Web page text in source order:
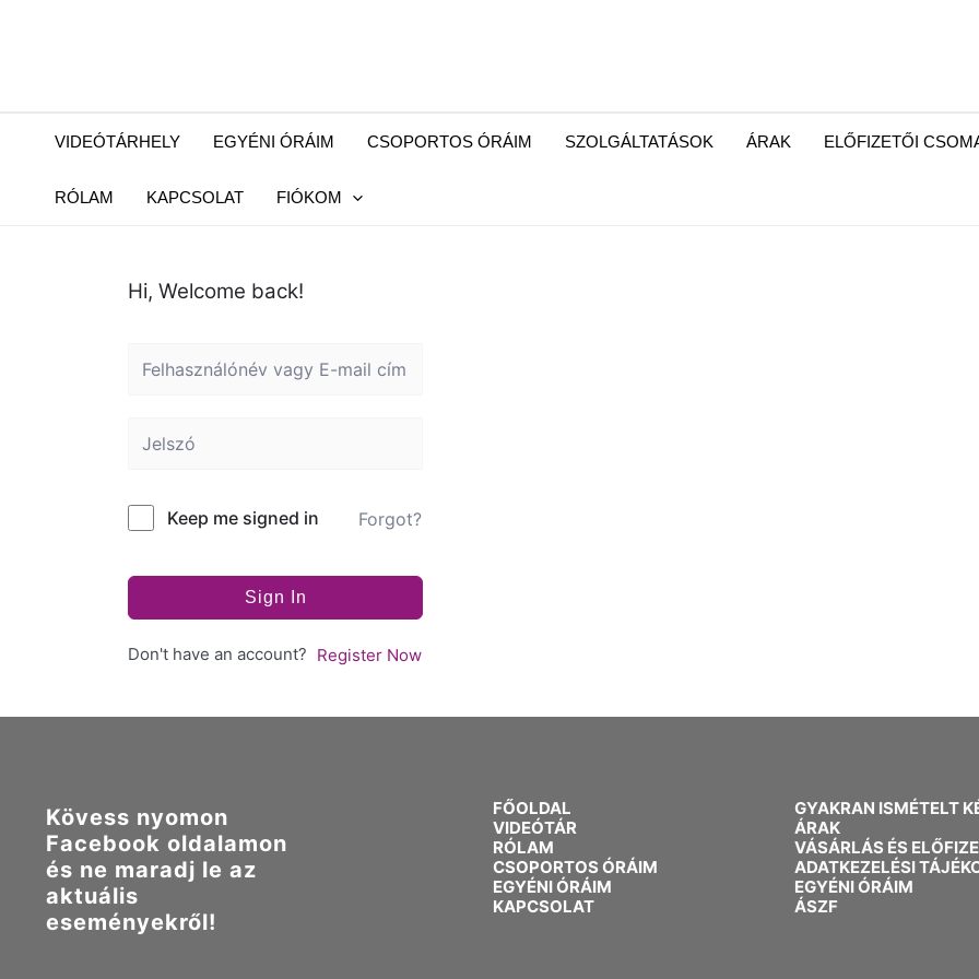
VIDEÓTÁRHELY EGYÉNI ÓRÁIM CSOPORTOS ÓRÁIM SZOLGÁLTATÁSOK ÁRAK ELŐFIZETŐI
RÓLAM KAPCSOLAT FIÓKOM
Hi, Welcome back!
Keep me signed in Forgot?
Sign In
Don't have an account? Register Now
Kövess nyomon
Facebook oldalamon
és ne maradj le az
aktuális
eseményekről!
FŐOLDAL
VIDEÓTÁR
RÓLAM
CSOPORTOS ÓRÁIM
EGYÉNI ÓRÁIM
KAPCSOLAT
GYAKRAN ISMÉTELT
ÁRAK
VÁSÁRLÁS ÉS
ADATKEZELÉSI
EGYÉNI ÓRÁIM
ÁSZF